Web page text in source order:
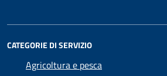
CATEGORIE DI SERVIZIO
Agricoltura e pesca